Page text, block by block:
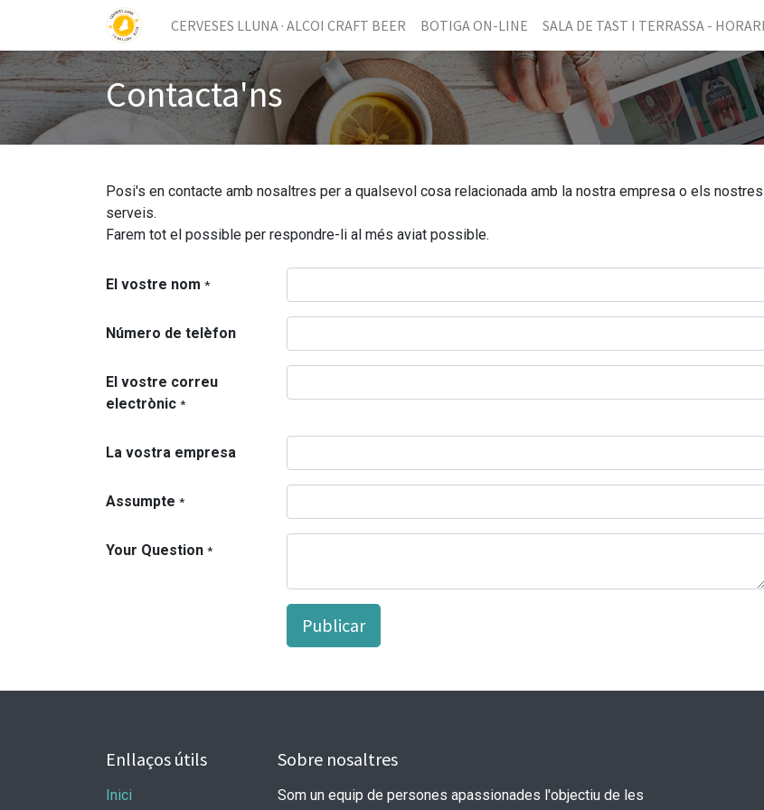
CERVESES LLUNA · ALCOI CRAFT BEER BOTIGA ON-LINE SALA DE TAST I TERRASSA -
Contacta'ns
Posi's en contacte amb nosaltres per a qualsevol cosa relacionada amb la nostra empresa o els nostres
serveis.
Farem tot el possible per respondre-li al més aviat possible.
El vostre nom *
Número de telèfon
El vostre correu
electrònic *
La vostra empresa
Assumpte *
Your Question *
Publicar
Enllaços útils
Inici
Sobre nosaltres
Som un equip de persones apassionades l'objectiu de les